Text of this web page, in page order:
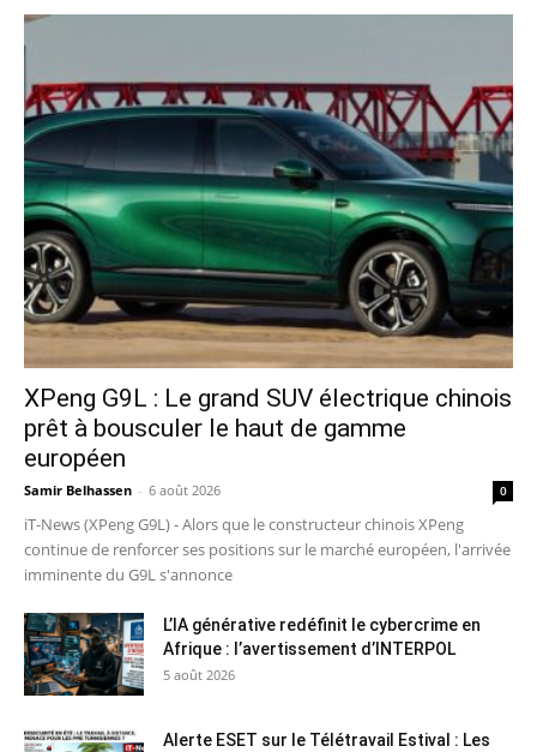
XPeng G9L : Le grand SUV électrique chinois
prêt à bousculer le haut de gamme
européen
Samir Belhassen - 6 août 2026 0
iT-News (XPeng G9L) - Alors que le constructeur chinois XPeng
continue de renforcer ses positions sur le marché européen, l'arrivée
imminente du G9L s'annonce
L’IA générative redéfinit le cybercrime en
Afrique : l’avertissement d’INTERPOL
5 août 2026
Alerte ESET sur le Télétravail Estival : Les